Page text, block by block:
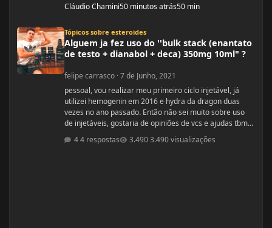
Cláudio Chamini50 minutos atrás50 min
Tópicos sobre esteroides
Alguem ja fez uso do ''bulk stack (enantato
de testo + dianabol + deca) 350mg 10ml" ?
felipe carrasco ·7 de Junho, 2021
pessoal, vou realizar meu primeiro ciclo injetável, já
utilizei hemogenin em 2016 e hydra da dragon duas
vezes no ano passado. Então não sei muito sobre uso
de injetáveis, gostaria de opiniões de vcs e ajudas tbm
stack que é formado por ENANTATO DE
4 respostas 3.490 visualizações